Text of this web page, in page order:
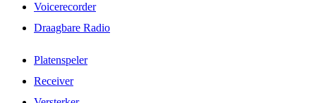
Voicerecorder
Draagbare Radio
Platenspeler
Receiver